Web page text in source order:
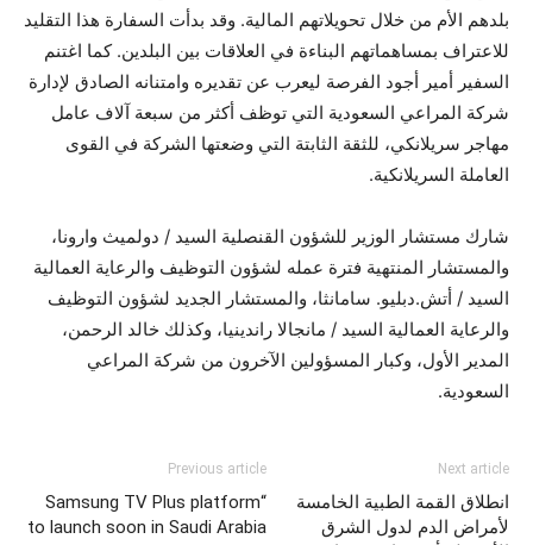
بلدهم الأم من خلال تحويلاتهم المالية. وقد بدأت السفارة هذا التقليد
للاعتراف بمساهماتهم البناءة في العلاقات بين البلدين. كما اغتنم
السفير أمير أجود الفرصة ليعرب عن تقديره وامتنانه الصادق لإدارة
شركة المراعي السعودية التي توظف أكثر من سبعة آلاف عامل
مهاجر سريلانكي، للثقة الثابتة التي وضعتها الشركة في القوى
العاملة السريلانكية.
شارك مستشار الوزير للشؤون القنصلية السيد / دولميث وارونا،
والمستشار المنتهية فترة عمله لشؤون التوظيف والرعاية العمالية
السيد / أتش.دبليو. سامانثا، والمستشار الجديد لشؤون التوظيف
والرعاية العمالية السيد / مانجالا راندينيا، وكذلك خالد الرحمن،
المدير الأول، وكبار المسؤولين الآخرون من شركة المراعي
السعودية.
Previous article
“Samsung TV Plus platform
to launch soon in Saudi Arabia
Next article
انطلاق القمة الطبية الخامسة
لأمراض الدم لدول الشرق